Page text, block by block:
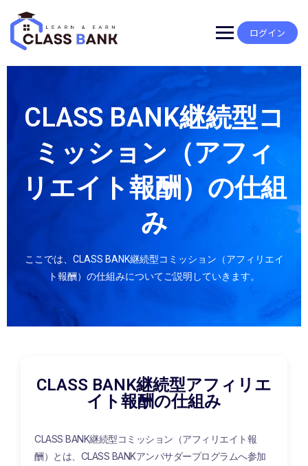
ログイン
CLASS BANK継続型コ
ミッション（アフィ
リエイト報酬）の仕組
み
ここでは、CLASS BANK継続型コミッション（アフィリエイ
ト報酬）の仕組みについてご説明していきます。
CLASS BANK継続型アフィリエ
イト報酬の仕組み
CLASS BANK継続型コミッション（アフィリエイト報
酬）とは、CLASS BANKアンバサダープログラムへ参加